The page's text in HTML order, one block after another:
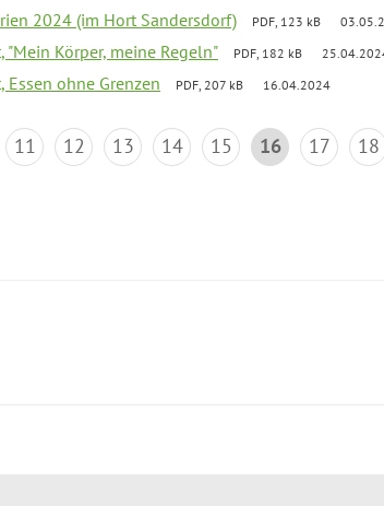
2024 (im Hort Sandersdorf) PDF, 123 kB
"Mein Körper, meine Regeln" PDF, 182 kB
Essen ohne Grenzen PDF, 207 kB 16.04.2024
11 12 13 14 15 16 17 18